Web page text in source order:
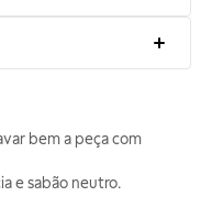
bem a peça com
e sabão neutro.